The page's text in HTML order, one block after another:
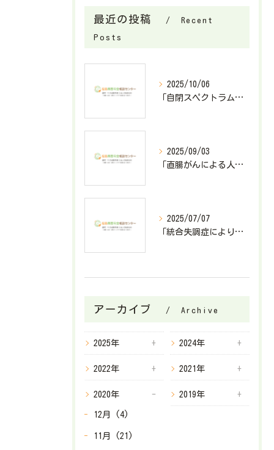
最近の投稿
Recent
Posts
2025/10/06
「自閉スペクトラム症で障害基礎年金2級が決定したケース」
2025/09/03
「直腸がんによる人工肛門造設で障害厚生年金3級が決定したケース」
2025/07/07
「統合失調症により障害基礎年金2級が決定したケース」
アーカイブ Archive
2025年 2024年
2022年 2021年
2020年
12月 (4)
11月 (21)
2019年